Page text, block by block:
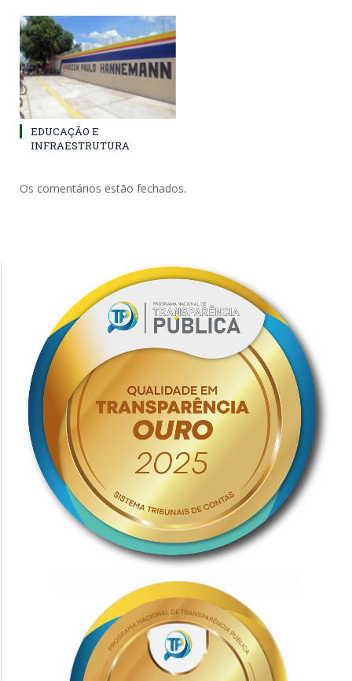
EDUCAÇÃO E
INFRAESTRUTURA
Os comentários estão fechados.